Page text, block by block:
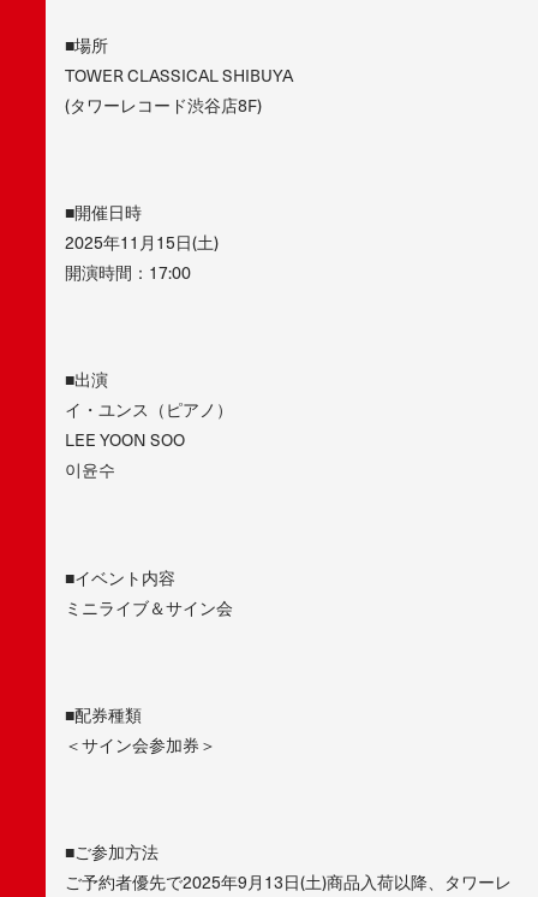
■場所
TOWER CLASSICAL SHIBUYA
(タワーレコード渋谷店8F)
■開催日時
2025年11月15日(土)
開演時間：17:00
■出演
イ・ユンス（ピアノ）
LEE YOON SOO
이윤수
■イベント内容
ミニライブ＆サイン会
■配券種類
＜サイン会参加券＞
■ご参加方法
ご予約者優先で2025年9月13日(土)商品入荷以降、タワーレ